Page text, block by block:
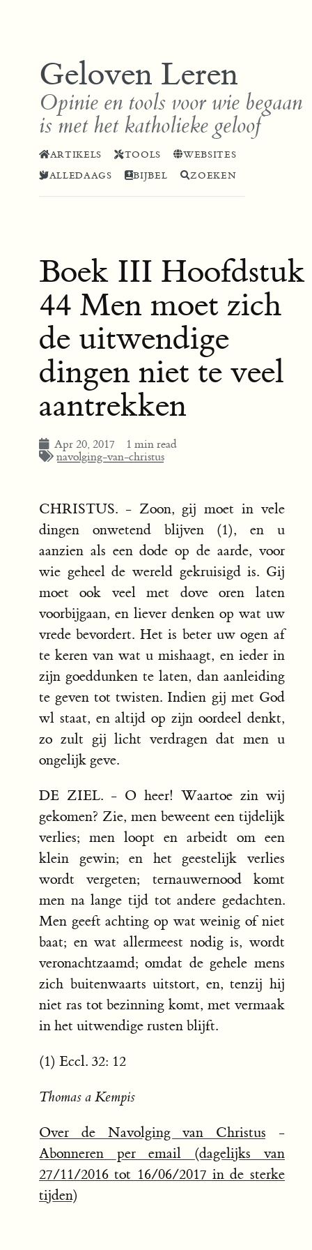
Geloven Leren
Opinie en tools voor wie begaan
is met het katholieke geloof
ARTIKELS TOOLS
WEBSITES
ALLEDAAGS
BIJBEL ZOEKEN
Boek III Hoofdstuk
44 Men moet zich
de uitwendige
dingen niet te veel
aantrekken
Apr 20, 2017
1 min read
navolging-van-christus
CHRISTUS. - Zoon, gij moet in vele
dingen onwetend blijven (1), en u
aanzien als een dode op de aarde, voor
wie geheel de wereld gekruisigd is. Gij
moet ook veel met dove oren laten
voorbijgaan, en liever denken op wat uw
vrede bevordert. Het is beter uw ogen af
te keren van wat u mishaagt, en ieder in
zijn goeddunken te laten, dan aanleiding
te geven tot twisten. Indien gij met God
wl staat, en altijd op zijn oordeel denkt,
zo zult gij licht verdragen dat men u
ongelijk geve.
DE ZIEL. - O heer! Waartoe zin wij
gekomen? Zie, men beweent een tijdelijk
verlies; men loopt en arbeidt om een
klein gewin; en het geestelijk verlies
wordt vergeten; ternauwernood komt
men na lange tijd tot andere gedachten.
Men geeft achting op wat weinig of niet
baat; en wat allermeest nodig is, wordt
veronachtzaamd; omdat de gehele mens
zich buitenwaarts uitstort, en, tenzij hij
niet ras tot bezinning komt, met vermaak
in het uitwendige rusten blijft.
(1) Eccl. 32: 12
Thomas a Kempis
Over de Navolging van Christus -
Abonneren per email (dagelijks van
27/11/2016 tot 16/06/2017 in de sterke
tijden)